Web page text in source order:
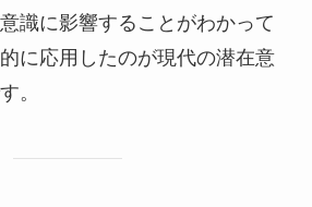
識に影響することがわかって
に応用したのが現代の潜在意
。